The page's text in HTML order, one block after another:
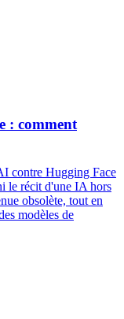
: comment
contre Hugging Face
le récit d'une IA hors
obsolète, tout en
modèles de